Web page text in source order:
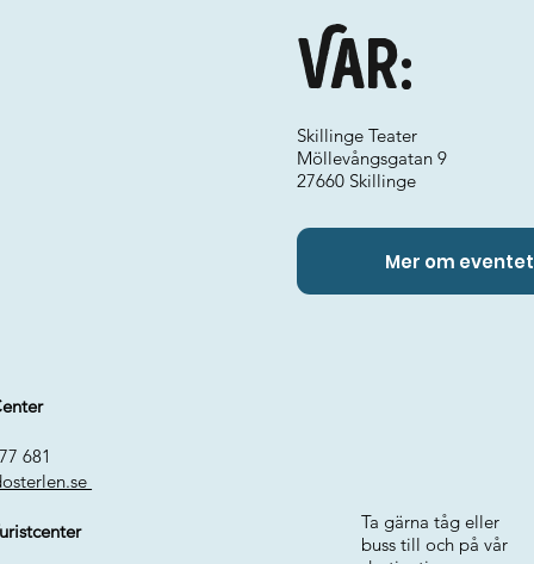
Var:
Skillinge Teater
Möllevångsgatan 9
27660 Skillinge
Mer om eventet
681
Ta gärna tåg eller
buss till och på vår